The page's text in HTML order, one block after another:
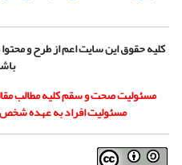
کلیه حقوق این سایت اعم از طرح و
مسئولیت صحت و سقم کلیه مطالب
مسئولیت افراد به عهده